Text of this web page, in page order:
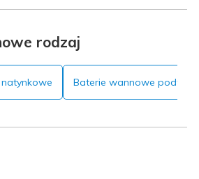
rodzaj
Baterie wannowe